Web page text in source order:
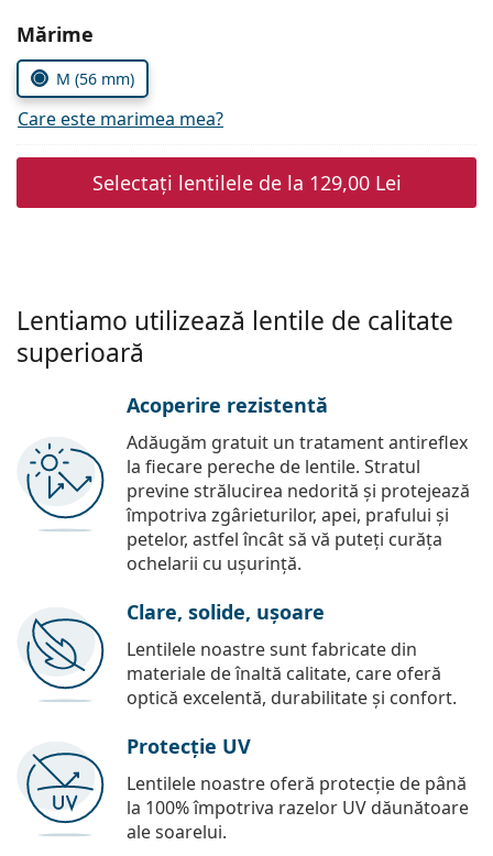
Prada
Toate mărcile
Alegeți parametrii
Mărime
M (56 mm)
Care este marimea mea?
Selectați lentilele de la 129,00 Lei
Lentiamo utilizează lentile de calitate
superioară
Acoperire rezistentă
Adăugăm gratuit un tratament antireflex
la fiecare pereche de lentile. Stratul
previne strălucirea nedorită și protejează
împotriva zgârieturilor, apei, prafului și
petelor, astfel încât să vă puteți curăța
ochelarii cu ușurință.
Clare, solide, ușoare
Lentilele noastre sunt fabricate din
materiale de înaltă calitate, care oferă
optică excelentă, durabilitate și confort.
Protecție UV
Lentilele noastre oferă protecție de până
la 100% împotriva razelor UV dăunătoare
ale soarelui.